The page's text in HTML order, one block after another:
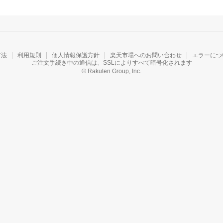
利用規則 個人情報保護方針 楽天市場へのお問い合わせ
エラーに
ご注文手続き中の通信は、SSLによりすべて暗号化されます
© Rakuten Group, Inc.